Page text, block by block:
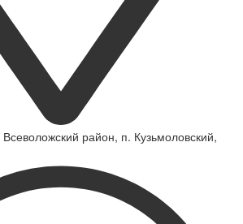
район, п. Кузьмоловский,